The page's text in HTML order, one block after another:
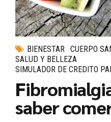
BIENESTAR CUERPO
SALUD Y BELLEZA
SIMULADOR DE CREDITO
saber